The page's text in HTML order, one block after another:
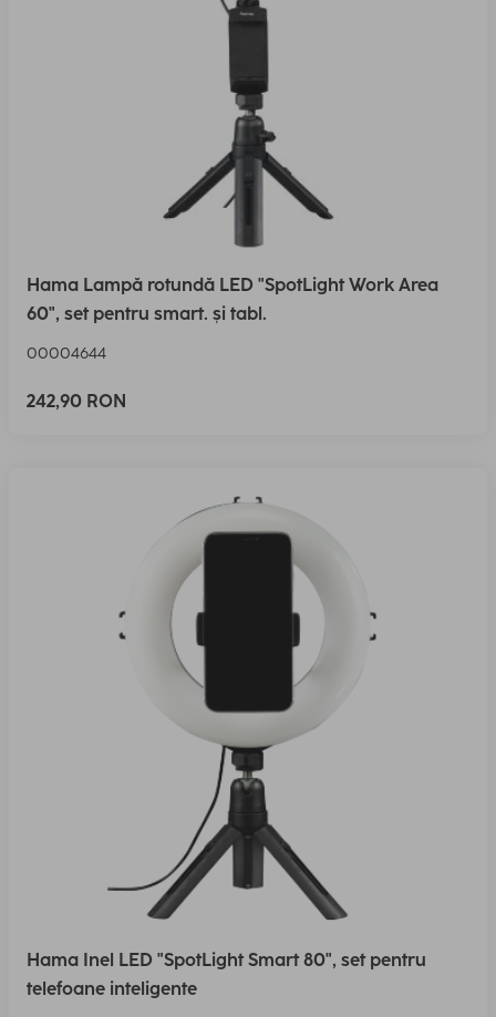
Hama Lampă rotundă LED "SpotLight Work Area
60", set pentru smart. și tabl.
00004644
242,90 RON
Hama Inel LED "SpotLight Smart 80", set pentru
telefoane inteligente